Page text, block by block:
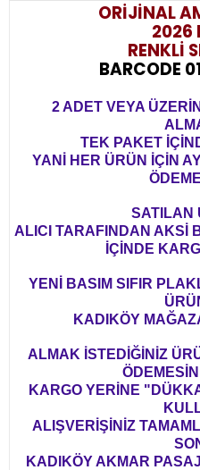
ORİJİNAL
2026
RENKLİ
BARCODE
2 ADET VEYA
TEK PAKET
YANİ HER ÜRÜN İÇİN
SATILAN
ALICI TARAFINDAN AKSİ
İÇİNDE
YENİ BASIM SIFIR
KADIKÖY
ALMAK İSTEDİĞİNİZ
KARGO YERİNE
ALIŞVERİŞİNİZ
KADIKÖY AKMAR